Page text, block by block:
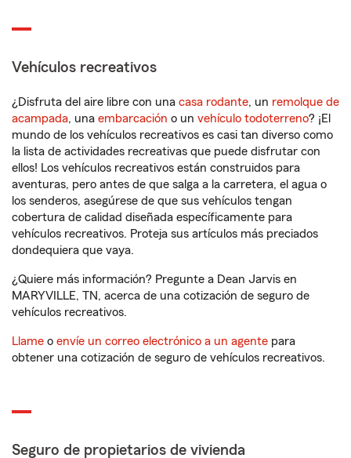
Vehículos recreativos
¿Disfruta del aire libre con una casa rodante, un remolque de
acampada, una embarcación o un vehículo todoterreno? ¡El
mundo de los vehículos recreativos es casi tan diverso como
la lista de actividades recreativas que puede disfrutar con
ellos! Los vehículos recreativos están construidos para
aventuras, pero antes de que salga a la carretera, el agua o
los senderos, asegúrese de que sus vehículos tengan
cobertura de calidad diseñada específicamente para
vehículos recreativos. Proteja sus artículos más preciados
dondequiera que vaya.
¿Quiere más información? Pregunte a Dean Jarvis en
MARYVILLE, TN, acerca de una cotización de seguro de
vehículos recreativos.
Llame o envíe un correo electrónico a un agente para
obtener una cotización de seguro de vehículos recreativos.
Seguro de propietarios de vivienda